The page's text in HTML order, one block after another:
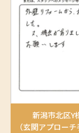
新潟市北区Y
（玄関アプローチ